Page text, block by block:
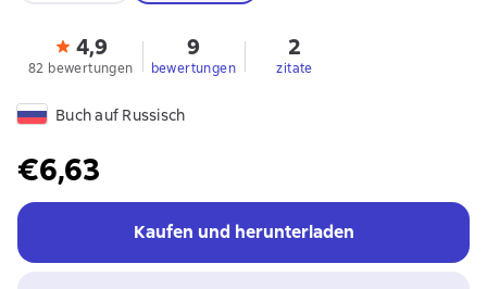
4,9
82 bewertungen
9
bewertungen
2
zitate
Buch auf Russisch
€6,63
Kaufen und herunterladen